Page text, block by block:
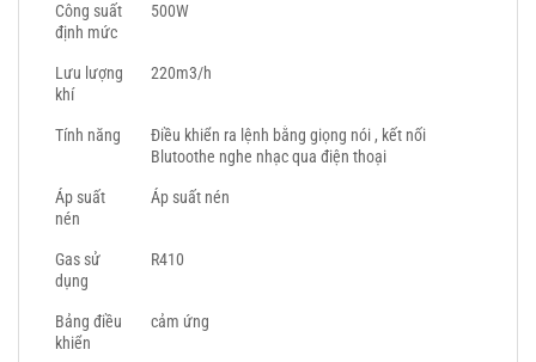
Công suất
định mức
500W
Lưu lượng
khí
220m3/h
Tính năng
Điều khiển ra lệnh bằng giọng nói , kết nối
Blutoothe nghe nhạc qua điện thoại
Áp suất
nén
Áp suất nén
Gas sử
dụng
R410
Bảng điều
khiển
cảm ứng